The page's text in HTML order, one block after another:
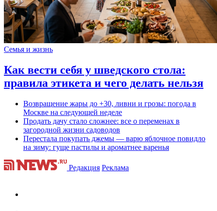
Семья и жизнь
Как вести себя у шведского стола:
правила этикета и чего делать нельзя
Возвращение жары до +30, ливни и грозы: погода в
Москве на следующей неделе
Продать дачу стало сложнее: все о переменах в
загородной жизни садоводов
Перестала покупать джемы — варю яблочное повидло
на зиму: гуще пастилы и ароматнее варенья
Редакция Реклама